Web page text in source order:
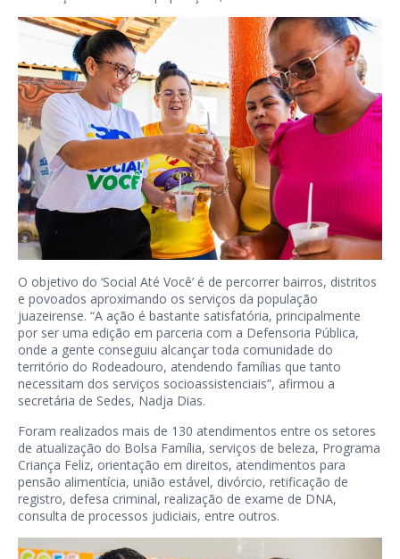
O objetivo do ‘Social Até Você’ é de percorrer bairros, distritos
e povoados aproximando os serviços da população
juazeirense. “A ação é bastante satisfatória, principalmente
por ser uma edição em parceria com a Defensoria Pública,
onde a gente conseguiu alcançar toda comunidade do
território do Rodeadouro, atendendo famílias que tanto
necessitam dos serviços socioassistenciais”, afirmou a
secretária de Sedes, Nadja Dias.
Foram realizados mais de 130 atendimentos entre os setores
de atualização do Bolsa Família, serviços de beleza, Programa
Criança Feliz, orientação em direitos, atendimentos para
pensão alimentícia, união estável, divórcio, retificação de
registro, defesa criminal, realização de exame de DNA,
consulta de processos judiciais, entre outros.